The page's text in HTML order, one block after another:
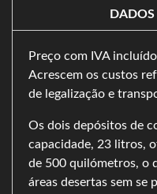
Preço com IVA
Acrescem os custos
de legalização e
Os dois depósitos de
capacidade, 23 litros,
de 500 quilómetros, o
áreas desertas sem se